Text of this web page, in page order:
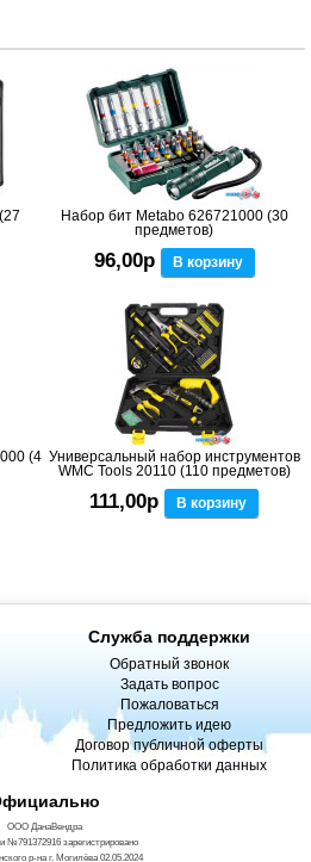
Набор бит Metabo 626721000 (30
предметов)
96,00р В корзину
(4 Универсальный набор инструментов
WMC Tools 20110 (110 предметов)
111,00р В корзину
Служба поддержки
Обратный звонок
Задать вопрос
Пожаловаться
Предложить идею
Договор публичной оферты
Политика обработки данных
ООО ДанаВендра
№791372916 зарегистрировано
р-на г. Могилёва 02.05.2024